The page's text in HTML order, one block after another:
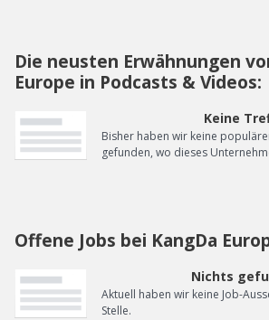
Die neusten Erwähnungen
Europe in Podcasts & Videos:
Keine
Bisher haben wir keine
gefunden, wo dieses
Offene Jobs bei KangDa
Nichts
Aktuell haben wir keine Job-
Stelle.